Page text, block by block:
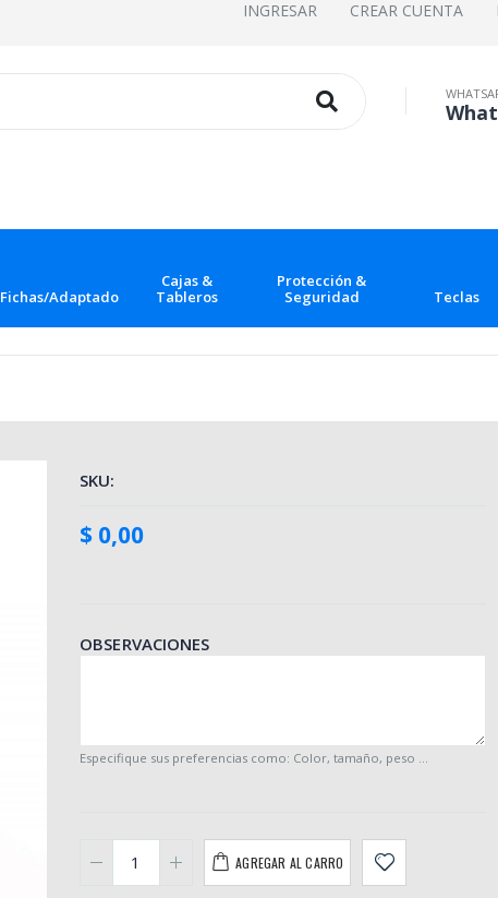
INGRESAR CREAR CUENTA
Fichas/Adaptadores
Cajas &
Tableros
Protección &
Seguridad
Teclas
SKU:
$ 0,00
OBSERVACIONES
Especifique sus preferencias como: Color, tamaño, peso ...
AGREGAR AL CARRO